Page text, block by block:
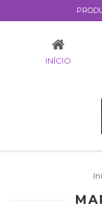
MAPAS
INÍCIO